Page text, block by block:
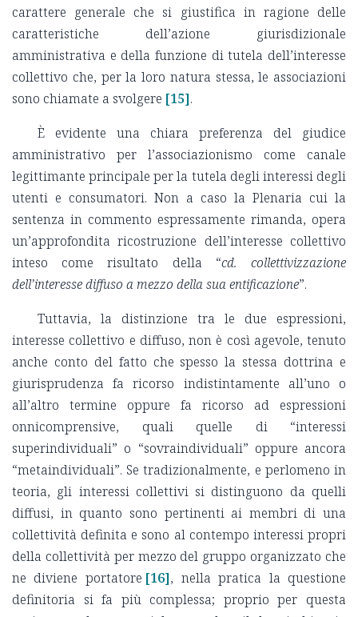
carattere generale che si giustifica in ragione delle
caratteristiche dell’azione giurisdizionale
amministrativa e della funzione di tutela dell’interesse
collettivo che, per la loro natura stessa, le associazioni
sono chiamate a svolgere [15].
È evidente una chiara preferenza del giudice
amministrativo per l’associazionismo come canale
legittimante principale per la tutela degli interessi degli
utenti e consumatori. Non a caso la Plenaria cui la
sentenza in commento espressamente rimanda, opera
un’approfondita ricostruzione dell’interesse collettivo
inteso come risultato della “cd. collettivizzazione
dell’interesse diffuso a mezzo della sua entificazione”.
Tuttavia, la distinzione tra le due espressioni,
interesse collettivo e diffuso, non è così agevole, tenuto
anche conto del fatto che spesso la stessa dottrina e
giurisprudenza fa ricorso indistintamente all’uno o
all’altro termine oppure fa ricorso ad espressioni
onnicomprensive, quali quelle di “interessi
superindividuali” o “sovraindividuali” oppure ancora
“metaindividuali”. Se tradizionalmente, e perlomeno in
teoria, gli interessi collettivi si distinguono da quelli
diffusi, in quanto sono pertinenti ai membri di una
collettività definita e sono al contempo interessi propri
della collettività per mezzo del gruppo organizzato che
ne diviene portatore [16], nella pratica la questione
definitoria si fa più complessa; proprio per questa